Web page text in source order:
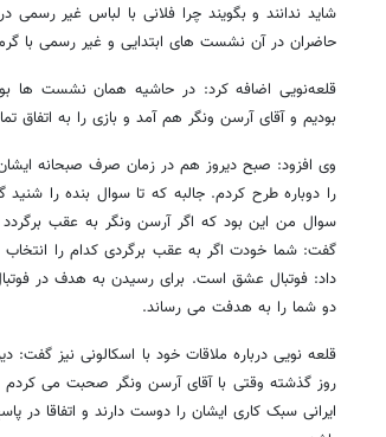
شاید ندانند و بگویند چرا فلانی با لباس غیر
حاضران در آن نشست های ابتدایی و غیر رسمی با
قلعه‌نویی اضافه کرد: در حاشیه همان نشست ها
بودیم و آقای آرسن ونگر هم آمد و بازی را به اتفاق
وی افزود: صبح دیروز هم در زمان صرف صبحانه
را دوباره طرح کردم. جالبه که تا سوال بنده را
سوال من این بود که اگر آرسن ونگر به عقب
گفت: شما خودت اگر به عقب برگردی کدام را
داد: فوتبال عشق است. برای رسیدن به هدف در
دو شما را به هدفت می رساند.
قلعه نویی درباره ملاقات خود با اسکالونی نیز گفت:
روز گذشته وقتی با آقای آرسن ونگر صحبت می کردم
ایرانی سبک کاری ایشان را دوست دارند و اتفاقا در